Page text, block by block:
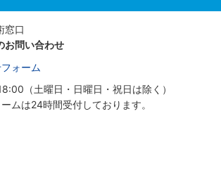
窓口
お問い合わせ
ォーム
（土曜日・日曜日・祝日は除く）
ムは24時間受付しております。